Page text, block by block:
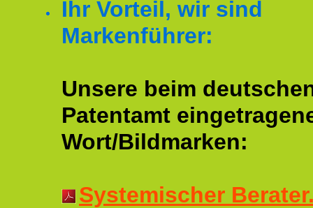
Ihr Vorteil, wir sind
Markenführer:
Unsere beim
Patentamt
Wort/Bildmarken:
Systemischer